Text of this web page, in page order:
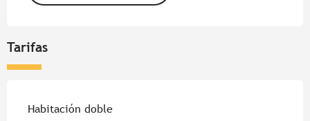
Tarifas
Habitación doble